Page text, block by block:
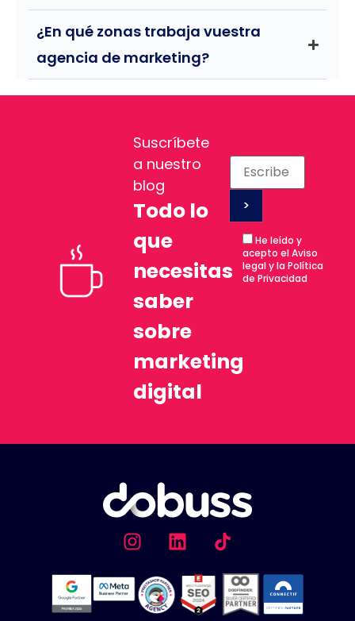
¿En qué zonas trabaja vuestra
agencia de marketing?
Suscríbete
a nuestro
blog
Todo lo
que
necesitas
saber
sobre
marketing
digital
He leído y
acepto el Aviso
legal y la Política
de Privacidad